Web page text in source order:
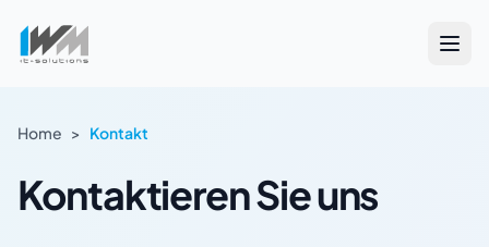
Home > Kontakt
Kontaktieren Sie uns